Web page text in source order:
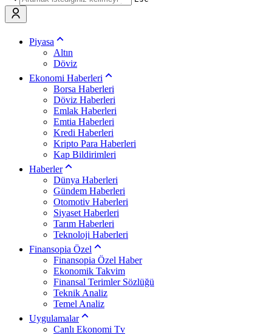
Piyasa
Altın
Döviz
Ekonomi Haberleri
Borsa Haberleri
Döviz Haberleri
Emlak Haberleri
Emtia Haberleri
Kredi Haberleri
Kripto Para Haberleri
Kap Bildirimleri
Haberler
Dünya Haberleri
Gündem Haberleri
Otomotiv Haberleri
Siyaset Haberleri
Tarım Haberleri
Teknoloji Haberleri
Finansopia Özel
Finansopia Özel Haber
Ekonomik Takvim
Finansal Terimler Sözlüğü
Teknik Analiz
Temel Analiz
Uygulamalar
Canlı Ekonomi Tv